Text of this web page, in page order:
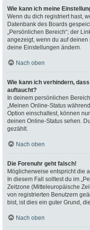
Wie kann ich meine
Wenn du dich registriert hast,
Datenbank des Boards
„Persönlichen Bereich“; der
angezeigt, wenn du auf
deine Einstellungen ändern.
Nach oben
Wie kann ich verhindern,
auftaucht?
In deinem persönlichen
„Meinen Online-Status
Option einschaltest, können
deinen Online-Status sehen.
gezählt.
Nach oben
Die Forenuhr geht falsch!
Möglicherweise entspricht die
In diesem Fall solltest du im
Zeitzone (Mitteleuropäische
von registrierten Benutzern
bist, ist dies ein guter Grund,
Nach oben